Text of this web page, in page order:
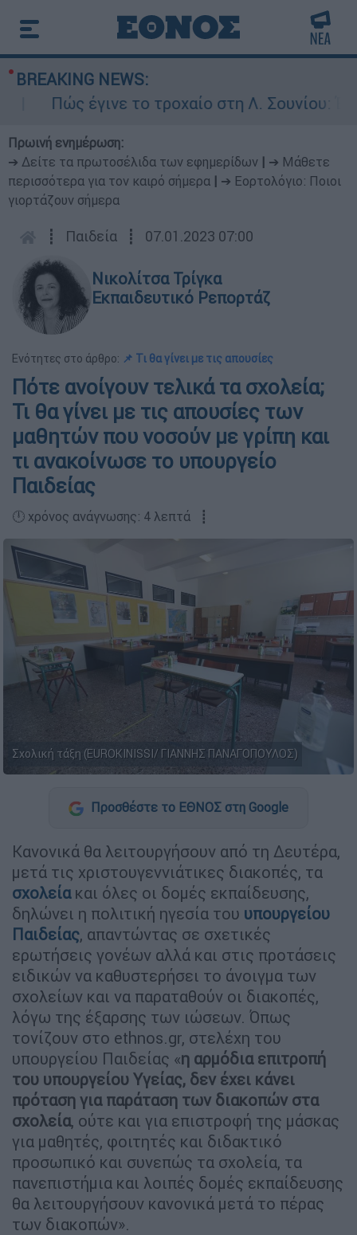
BREAKING NEWS:
Πώς έγινε το τροχαίο στη Λ. Σουνίου:
Πρωινή ενημέρωση:
➔ Δείτε τα πρωτοσέλιδα των εφημερίδων
➔ Μάθετε
περισσότερα για τον καιρό σήμερα
➔ Εορτολόγιο: Ποιοι
γιορτάζουν σήμερα
┋ Παιδεία ┋ 07.01.2023 07:00
Νικολίτσα Τρίγκα
Εκπαιδευτικό Ρεπορτάζ
Ενότητες στο άρθρο: 📌 Τι θα γίνει με τις απουσίες
Πότε ανοίγουν τελικά τα σχολεία;
Τι θα γίνει με τις απουσίες των
μαθητών που νοσούν με γρίπη και
τι ανακοίνωσε το υπουργείο
Παιδείας
🕛 χρόνος ανάγνωσης: 4 λεπτά ┋
Σχολική τάξη (EUROKINISSI/ ΓΙΑΝΝΗΣ ΠΑΝΑΓΟΠΟΥΛΟΣ)
Προσθέστε το ΕΘΝΟΣ στη Google
Κανονικά θα λειτουργήσουν από τη Δευτέρα,
μετά τις χριστουγεννιάτικες διακοπές, τα
σχολεία και όλες οι δομές εκπαίδευσης,
δηλώνει η πολιτική ηγεσία του υπουργείου
Παιδείας, απαντώντας σε σχετικές
ερωτήσεις γονέων αλλά και στις προτάσεις
ειδικών να καθυστερήσει το άνοιγμα των
σχολείων και να παραταθούν οι διακοπές,
λόγω της έξαρσης των ιώσεων. Όπως
τονίζουν στο ethnos.gr, στελέχη του
υπουργείου Παιδείας «η αρμόδια επιτροπή
του υπουργείου Υγείας, δεν έχει κάνει
πρόταση για παράταση των διακοπών στα
σχολεία, ούτε και για επιστροφή της μάσκας
για μαθητές, φοιτητές και διδακτικό
προσωπικό και συνεπώς τα σχολεία, τα
πανεπιστήμια και λοιπές δομές εκπαίδευσης
θα λειτουργήσουν κανονικά μετά το πέρας
των διακοπών».